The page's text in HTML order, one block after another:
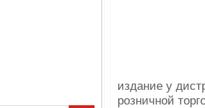
издание у
розничной